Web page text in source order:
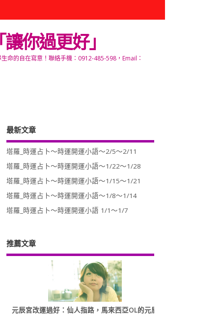
你過更好」
命的自在寫意！聯絡手機：0912-485-598，Email：
最新文章
塔羅_時運占卜～時運開運小語～2/5～2/11
塔羅_時運占卜～時運開運小語～1/22～1/28
塔羅_時運占卜～時運開運小語～1/15～1/21
塔羅_時運占卜～時運開運小語～1/8～1/14
塔羅_時運占卜～時運開運小語 1/1～1/7
推薦文章
元辰宮改運過好：仙人指路，馬來西亞OL的元辰